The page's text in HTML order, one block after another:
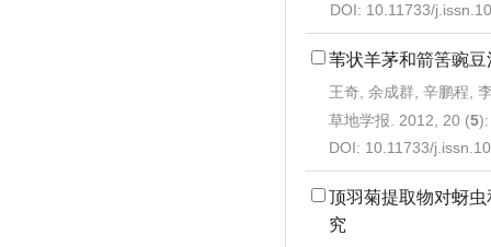
DOI: 10.11733/
苇状羊茅和箭筈豌
王奇, 余成群, 辛鹏程,
草地学报. 2012, 20 (5
DOI: 10.11733/
顶羽菊提取物对蚜
究